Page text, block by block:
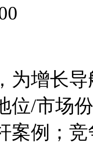
为增长导
位/市场
案例；